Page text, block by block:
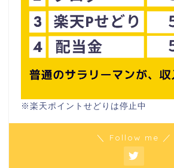
※楽天ポイントせどりは停止中
＼ Follow me ／